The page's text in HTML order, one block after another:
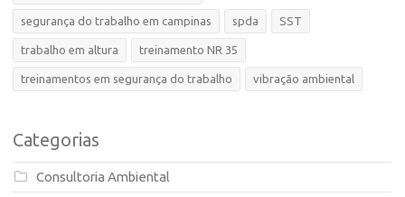
segurança do trabalho em campinas spda SST
trabalho em altura treinamento NR 35
treinamentos em segurança do trabalho vibração ambiental
Categorias
Consultoria Ambiental